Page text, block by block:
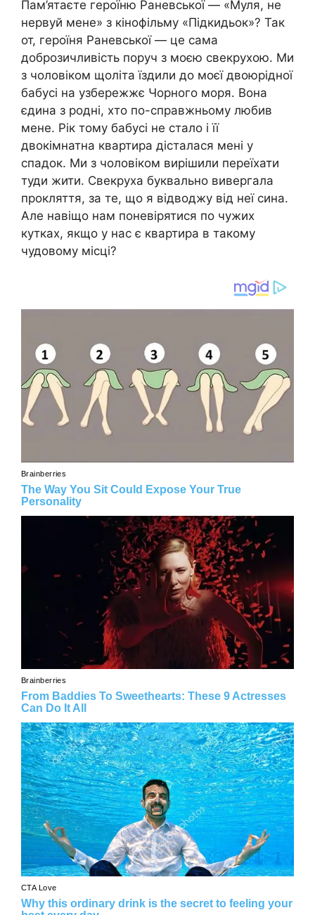
Пам’ятаєте героїню Раневської — «Муля, не
нервуй мене» з кінофільму «Підкидьок»? Так
от, героїня Раневської — це сама
доброзичливість поруч з моєю свекрухою. Ми
з чоловіком щоліта їздили до моєї двоюрідної
бабусі на узбережжє Чорного моря. Вона
єдина з родні, хто по-справжньому любив
мене. Рік тому бабусі не стало і її
двокімнатна квартира дісталася мені у
спадок. Ми з чоловіком вирішили переїхати
туди жити. Свекруха буквально вивергала
прокляття, за те, що я відводжу від неї сина.
Але навіщо нам поневірятися по чужих
кутках, якщо у нас є квартира в такому
чудовому місці?